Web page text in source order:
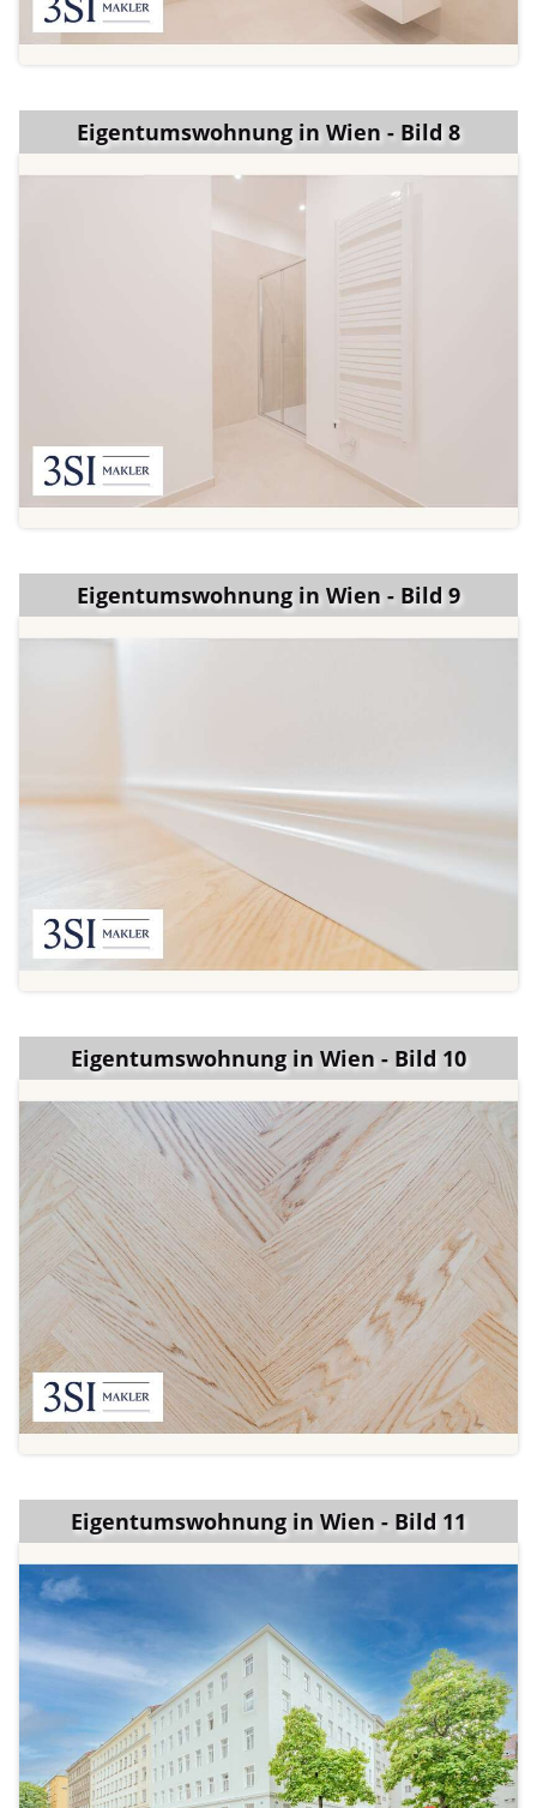
Eigentumswohnung in Wien - Bild 8
Eigentumswohnung in Wien - Bild 9
Eigentumswohnung in Wien - Bild 10
Eigentumswohnung in Wien - Bild 11